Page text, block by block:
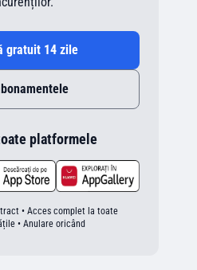
gratuit 14 zile
platformele
• Acces complet la toate
• Anulare oricând